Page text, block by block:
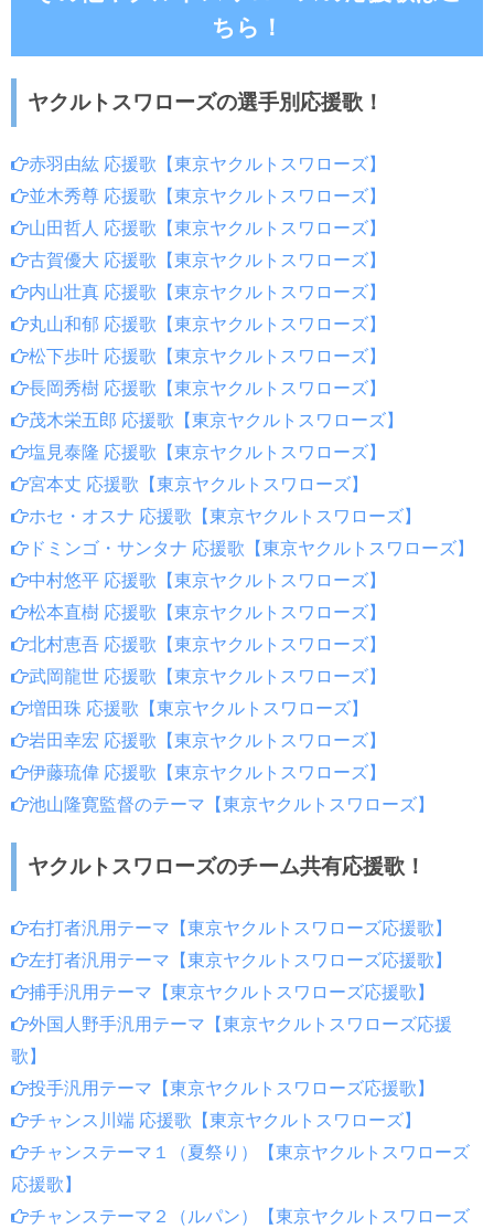
ちら！
ヤクルトスワローズの選手別応援歌！
赤羽由紘 応援歌【東京ヤクルトスワローズ】
並木秀尊 応援歌【東京ヤクルトスワローズ】
山田哲人 応援歌【東京ヤクルトスワローズ】
古賀優大 応援歌【東京ヤクルトスワローズ】
内山壮真 応援歌【東京ヤクルトスワローズ】
丸山和郁 応援歌【東京ヤクルトスワローズ】
松下歩叶 応援歌【東京ヤクルトスワローズ】
長岡秀樹 応援歌【東京ヤクルトスワローズ】
茂木栄五郎 応援歌【東京ヤクルトスワローズ】
塩見泰隆 応援歌【東京ヤクルトスワローズ】
宮本丈 応援歌【東京ヤクルトスワローズ】
ホセ・オスナ 応援歌【東京ヤクルトスワローズ】
ドミンゴ・サンタナ 応援歌【東京ヤクルトスワローズ】
中村悠平 応援歌【東京ヤクルトスワローズ】
松本直樹 応援歌【東京ヤクルトスワローズ】
北村恵吾 応援歌【東京ヤクルトスワローズ】
武岡龍世 応援歌【東京ヤクルトスワローズ】
増田珠 応援歌【東京ヤクルトスワローズ】
岩田幸宏 応援歌【東京ヤクルトスワローズ】
伊藤琉偉 応援歌【東京ヤクルトスワローズ】
池山隆寛監督のテーマ【東京ヤクルトスワローズ】
ヤクルトスワローズのチーム共有応援歌！
右打者汎用テーマ【東京ヤクルトスワローズ応援歌】
左打者汎用テーマ【東京ヤクルトスワローズ応援歌】
捕手汎用テーマ【東京ヤクルトスワローズ応援歌】
外国人野手汎用テーマ【東京ヤクルトスワローズ応援
歌】
投手汎用テーマ【東京ヤクルトスワローズ応援歌】
チャンス川端 応援歌【東京ヤクルトスワローズ】
チャンステーマ１（夏祭り）【東京ヤクルトスワローズ
応援歌】
チャンステーマ２（ルパン）【東京ヤクルトスワローズ